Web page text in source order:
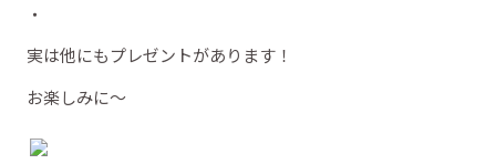
・
実は他にもプレゼントがあります！
お楽しみに～